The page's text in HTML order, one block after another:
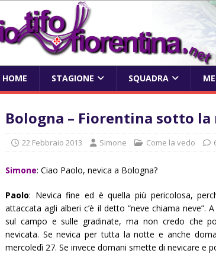
HOME STAGIONE SQUADRA
Bologna – Fiorentina sotto la
22 Febbraio 2013 Simone Come la vedo
Simone: Ciao Paolo, nevica a Bologna?
Paolo: Nevica fine ed è quella più pericolosa,
attaccata agli alberi c’è il detto “neve chiama neve”.
sul campo e sulle gradinate, ma non credo che
nevicata. Se nevica per tutta la notte e anche
mercoledì 27. Se invece domani smette di nevicare e